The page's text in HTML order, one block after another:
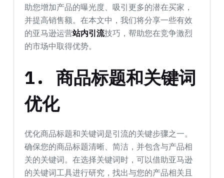
助您增加产品的曝光度、吸引更多的潜在买家，
并提高销售额。在本文中，我们将分享一些有效
的亚马逊运营站内引流技巧，帮助您在竞争激烈
的市场中取得优势。
1.商品标题和关键词
优化
优化商品标题和关键词是引流的关键步骤之一。
确保您的商品标题清晰、简洁，并包含与产品相
关的关键词。在选择关键词时，可以借助亚马逊
的关键词工具进行研究，找出与您的产品相关且